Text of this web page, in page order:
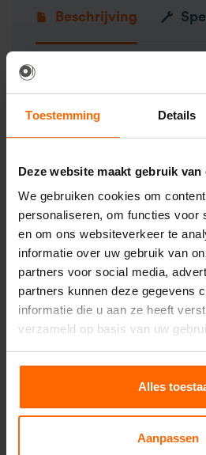
Toestemming Details
Deze website maakt gebruik van
We gebruiken cookies om
personaliseren, om functies voor
en om ons websiteverkeer te
informatie over uw gebruik van
partners voor social media,
partners kunnen deze gegevens
informatie die u aan ze heeft
verzameld op basis van uw
Alles
Aanpassen
Beschrijving
Organiseer je een outdoor
bomen of, zoals veel
onder eenstretchtent?En
hangen? Zoek dan niet
paal beugelhuren zorgt
bent in het plaatsen van je
apparatuur zonder dat het je
weg staat.
Plus & minpunten
Geschikt voor allerlei
50mm klem zijn te